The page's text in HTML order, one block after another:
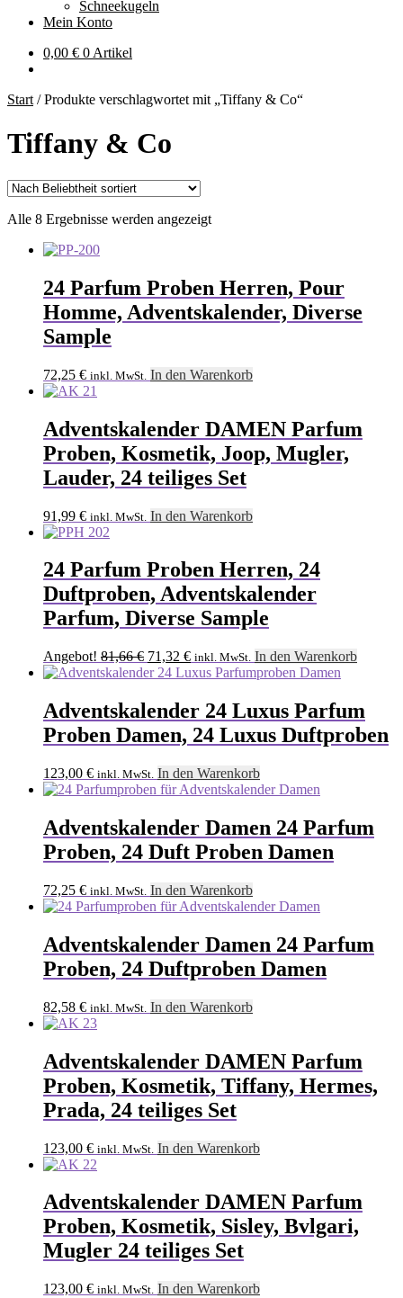
Schneekugeln
Mein Konto
0,00 € 0 Artikel
Start /Produkte verschlagwortet mit „Tiffany & Co“
Tiffany & Co
Alle 8 Ergebnisse werden angezeigtNach
24 Parfum Proben Herren, Pour
Homme, Adventskalender, Diverse
Sample
72,25 € inkl. MwSt. In den Warenkorb
Adventskalender DAMEN Parfum
Proben, Kosmetik, Joop, Mugler,
Lauder, 24 teiliges Set
91,99 € inkl. MwSt. In den Warenkorb
24 Parfum Proben Herren, 24
Duftproben, Adventskalender
Parfum, Diverse Sample
Angebot! 81,66€ Ursprünglicher
Preis
81,66 €
71,32 €Aktueller
Preis
71,32 €.
inkl. MwSt. In den Warenkorb
Adventskalender 24 Luxus Parfum
Proben Damen, 24 Luxus Duftproben
123,00 € inkl. MwSt. In den Warenkorb
Adventskalender Damen 24 Parfum
Proben, 24 Duft Proben Damen
72,25 € inkl. MwSt. In den Warenkorb
Adventskalender Damen 24 Parfum
Proben, 24 Duftproben Damen
82,58 € inkl. MwSt. In den Warenkorb
Adventskalender DAMEN Parfum
Proben, Kosmetik, Tiffany, Hermes,
Prada, 24 teiliges Set
123,00 € inkl. MwSt. In den Warenkorb
Adventskalender DAMEN Parfum
Proben, Kosmetik, Sisley, Bvlgari,
Mugler 24 teiliges Set
123,00 € inkl. MwSt. In den Warenkorb